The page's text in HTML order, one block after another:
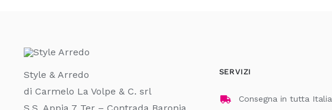
Style & Arredo
di Carmelo La Volpe & C. srl
SERVIZI
Consegna in tutta Italia